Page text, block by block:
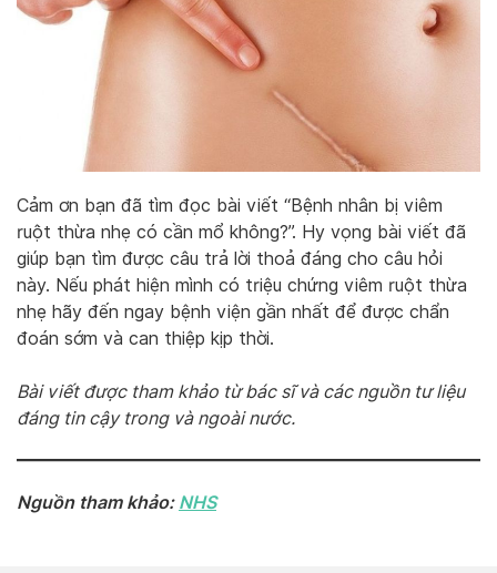
Cảm ơn bạn đã tìm đọc bài viết “Bệnh nhân bị viêm
ruột thừa nhẹ có cần mổ không?”. Hy vọng bài viết đã
giúp bạn tìm được câu trả lời thoả đáng cho câu hỏi
này. Nếu phát hiện mình có triệu chứng viêm ruột thừa
nhẹ hãy đến ngay bệnh viện gần nhất để được chẩn
đoán sớm và can thiệp kịp thời.
Bài viết được tham khảo từ bác sĩ và các nguồn tư liệu
đáng tin cậy trong và ngoài nước.
Nguồn tham khảo: NHS